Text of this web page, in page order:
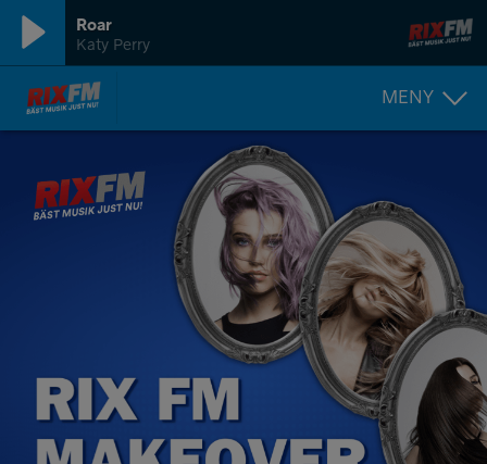
Roar
Katy Perry
MENY